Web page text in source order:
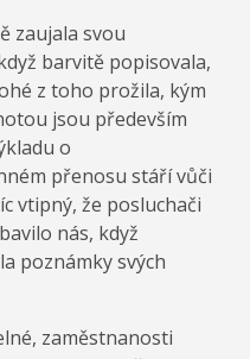
zaujala svou
barvitě popisovala,
z toho prožila, kým
jsou především
o
přenosu stáří vůči
vtipný, že posluchači
nás, když
poznámky svých
zaměstnanosti